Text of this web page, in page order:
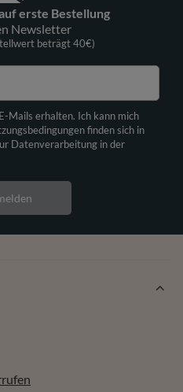
erste Bestellung
Newsletter
beträgt 40€)
Mails erhalten. Ich kann mich
finden sich in
Datenverarbeitung in der